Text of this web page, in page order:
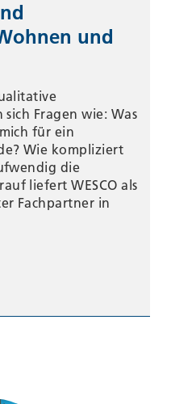
und
Fragen wie: Was
für ein
Wie kompliziert
die
liefert WESCO als
Fachpartner in